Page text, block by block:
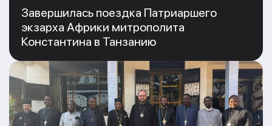
Завершилась поездка Патриаршего
экзарха Африки митрополита
Константина в Танзанию